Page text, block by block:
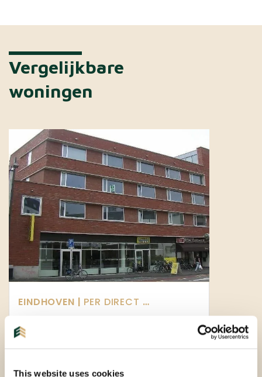
This website uses cookies
Vergelijkbare
woningen
EINDHOVEN | PER DIRECT | APPARTEMENT
Geldropseweg
5611SH
€ 1.145 P.M. EX.